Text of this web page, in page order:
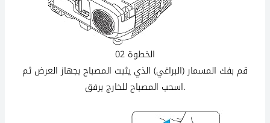
الخطوة 02
قم بفك المسمار (البراغي) الذي يثبت المصباح بجهاز العرض ثم
اسحب المصباح للخارج برفق.